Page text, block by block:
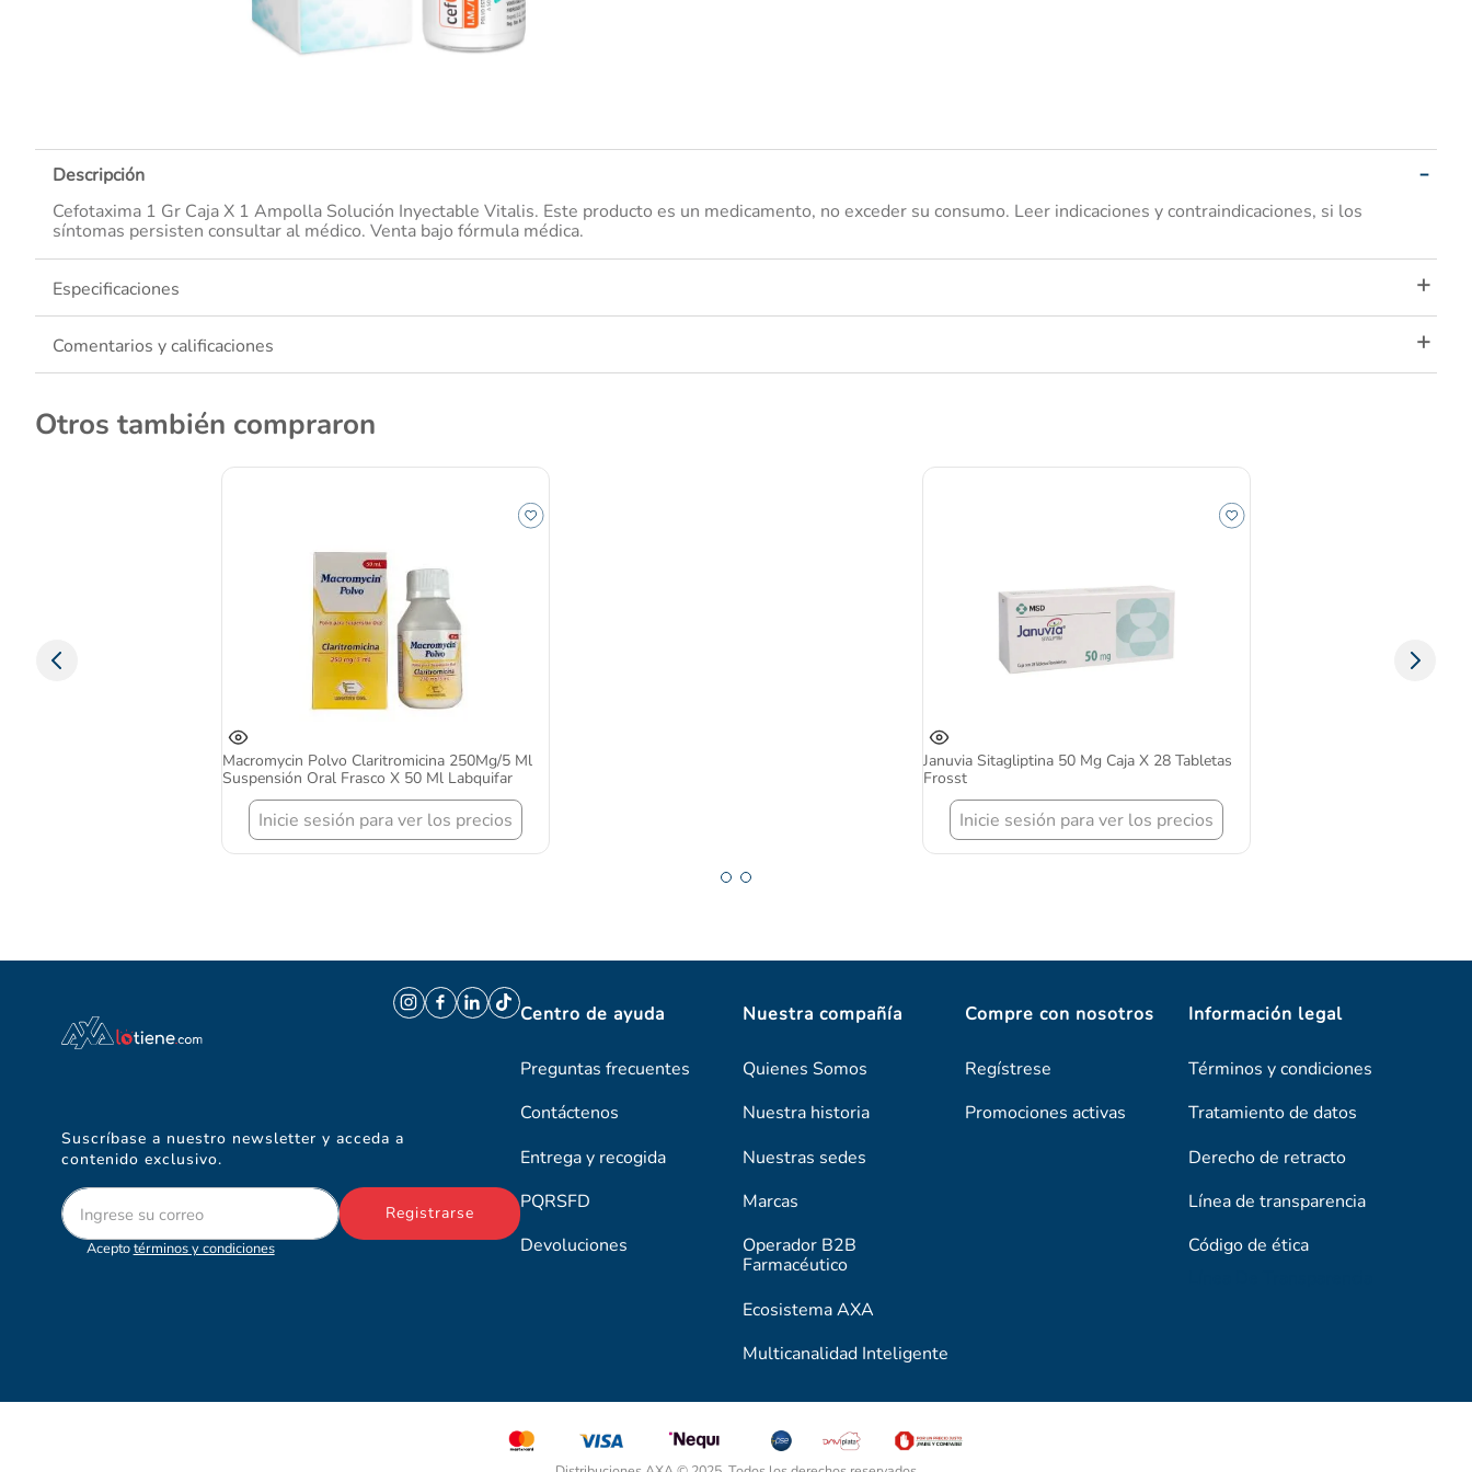
Descripción
Cefotaxima 1 Gr Caja X 1 Ampolla Solución Inyectable Vitalis. Este producto es un medicamento, no exceder su consumo. Leer indicaciones y contraindicaciones, si los
síntomas persisten consultar al médico. Venta bajo fórmula médica.
Especificaciones
Comentarios y calificaciones
Otros también compraron
Amoxclaver Amoxicilina Ácido Clavulánico 1 Gr
Caja X 7 Tabletas Coaspharma
Inicie sesión para ver los precios
Tobraoftal Tobramicina 3Mg/Ml Frasco X 5 Ml
Inicie sesión para ver los precios
Suscríbase a nuestro newsletter y acceda a
contenido exclusivo.
Aceptotérminos y condiciones
Registrarse
Centro de ayuda
Preguntas frecuentes
Contáctenos
Entrega y recogida
PQRSFD
Devoluciones
Nuestra compañía
Quienes Somos
Nuestra historia
Nuestras sedes
Marcas
Operador B2B
Farmacéutico
Ecosistema AXA
Multicanalidad Inteligente
Compre con nosotros
Regístrese
Promociones activas
Información legal
Términos y condiciones
Tratamiento de datos
Derecho de retracto
Línea de transparencia
Código de ética
10. nivea